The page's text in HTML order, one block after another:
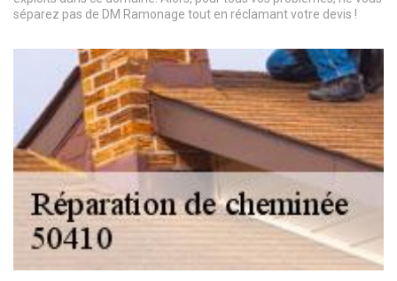
séparez pas de DM Ramonage tout en réclamant votre devis !